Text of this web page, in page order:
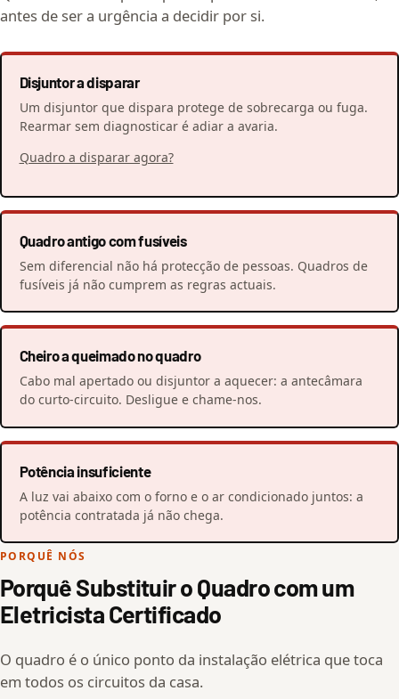
antes de ser a urgência a decidir por si.
Disjuntor a disparar
Um disjuntor que dispara protege de sobrecarga ou fuga.
Rearmar sem diagnosticar é adiar a avaria.
Quadro a disparar agora?
Quadro antigo com fusíveis
Sem diferencial não há protecção de pessoas. Quadros de
fusíveis já não cumprem as regras actuais.
Cheiro a queimado no quadro
Cabo mal apertado ou disjuntor a aquecer: a antecâmara
do curto-circuito. Desligue e chame-nos.
Potência insuficiente
A luz vai abaixo com o forno e o ar condicionado juntos: a
potência contratada já não chega.
PORQUÊ NÓS
Porquê Substituir o Quadro com um
Eletricista Certificado
O quadro é o único ponto da instalação elétrica que toca
em todos os circuitos da casa.